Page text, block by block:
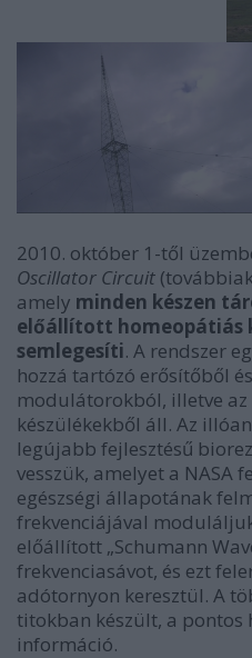
2010. október 1-től
Oscillator Circuit
amely minden készen
előállított homeopátiás
semlegesíti. A rendszer
hozzá tartózó erősítőből
modulátorokból, illetve az
készülékekből áll. Az
legújabb fejlesztésű
vesszük, amelyet a NASA
egészségi állapotának
frekvenciájával
előállított „Schumann
frekvenciasávot, és ezt
adótornyon keresztül. A
titokban készült, a pontos
információ.